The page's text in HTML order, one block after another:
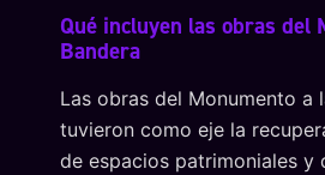
Qué incluyen las obras del
Bandera
Las obras del Monumento a
tuvieron como eje la
de espacios patrimoniales y